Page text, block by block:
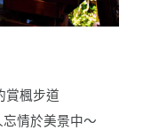
賞楓步道
情於美景中〜